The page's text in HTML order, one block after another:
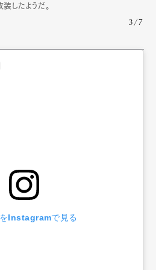
装したようだ。
3/7
Instagramで見る